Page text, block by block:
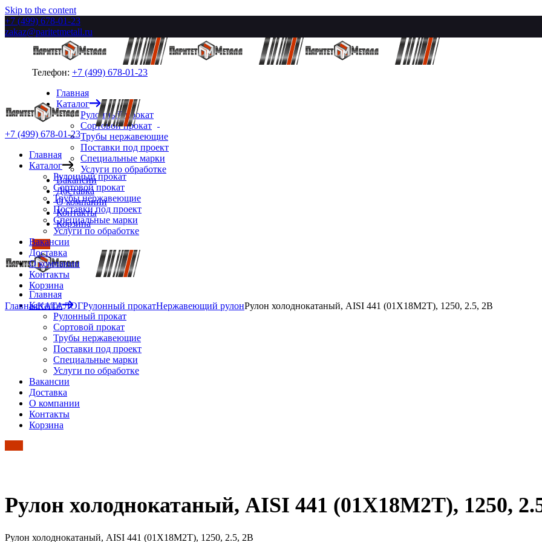
Skip to the content
+7 (499) 678-01-23
zakaz@paritetmetall.ru
Телефон: +7 (499) 678-01-23
Главная
Каталог
Рулонный прокат
Сортовой прокат
Трубы нержавеющие
Поставки под проект
Специальные марки
Услуги по обработке
Вакансии
Доставка
О компании
Контакты
Корзина
Главная
Каталог
Рулонный прокат
Сортовой прокат
Трубы нержавеющие
Поставки под проект
Специальные марки
Услуги по обработке
Вакансии
Доставка
О компании
Контакты
Корзина
+7 (499) 678-01-23
Главная
Каталог
Рулонный прокат
Сортовой прокат
Трубы нержавеющие
Поставки под проект
Специальные марки
Услуги по обработке
Вакансии
Доставка
О компании
Контакты
Корзина
ГлавнаяКАТАЛОГРулонный прокатНержавеющий рулонРулон холоднокатаный, AISI 441 (01Х18М2Т), 1250, 2.5, 2B
Рулон холоднокатаный, AISI 441 (01Х18М2Т), 1250,
Рулон холоднокатаный, AISI 441 (01Х18М2Т), 1250, 2.5, 2B